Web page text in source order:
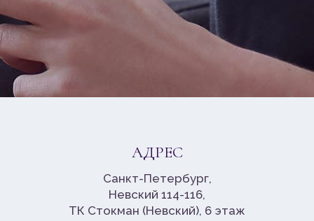
АДРЕС
Санкт-Петербург,
Невский 114-116,
ТК Стокман (Невский), 6 этаж